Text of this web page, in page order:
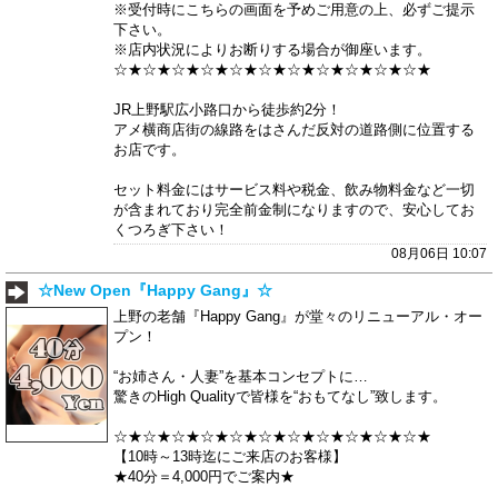
※受付時にこちらの画面を予めご用意の上、必ずご提示
下さい。
※店内状況によりお断りする場合が御座います。
☆★☆★☆★☆★☆★☆★☆★☆★☆★☆★☆★
JR上野駅広小路口から徒歩約2分！
アメ横商店街の線路をはさんだ反対の道路側に位置する
お店です。
セット料金にはサービス料や税金、飲み物料金など一切
が含まれており完全前金制になりますので、安心してお
くつろぎ下さい！
08月06日 10:07
☆New Open『Happy Gang』☆
上野の老舗『Happy Gang』が堂々のリニューアル・オー
プン！
“お姉さん・人妻”を基本コンセプトに…
驚きのHigh Qualityで皆様を“おもてなし”致します。
☆★☆★☆★☆★☆★☆★☆★☆★☆★☆★☆★
【10時～13時迄にご来店のお客様】
★40分＝4,000円でご案内★